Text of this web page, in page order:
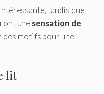
intéressante, tandis que
une sensation de
des motifs pour une
lit